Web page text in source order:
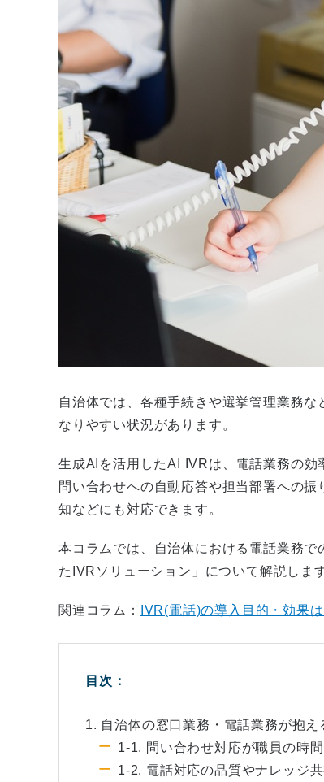
自治体では、各種手続きや選挙管理業務
なりやすい状況があります。
生成AIを活用したAI IVRは、電話業務の効
問い合わせへの自動応答や担当部署への
知などにも対応できます。
本コラムでは、自治体における電話業務
たIVRソリューション」について解説します
関連コラム： IVR(電話)の導入目的・効果
目次：
1. 自治体の窓口業務・電話業務が抱え
1-1. 問い合わせ対応が職員の時
1-2. 電話対応の品質やナレッジ